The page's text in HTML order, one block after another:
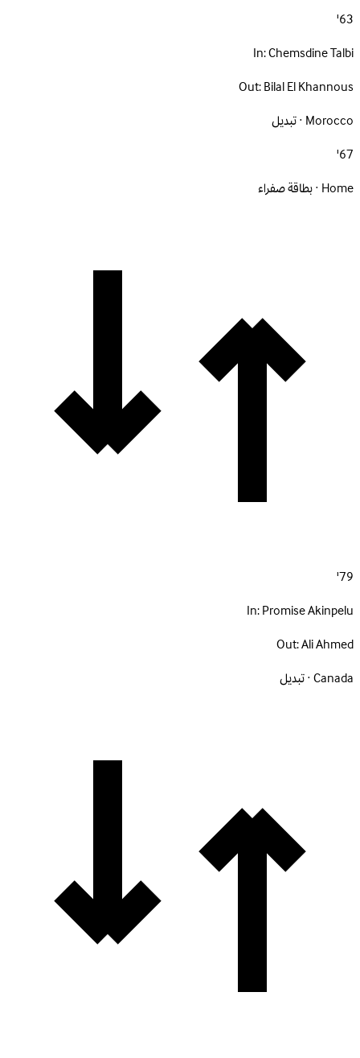
63'
In:Chemsdine Talbi
Out:Bilal El Khannous
Morocco · تبديل
67'
Home · بطاقة صفراء
79'
In:Promise Akinpelu
Out:Ali Ahmed
Canada · تبديل